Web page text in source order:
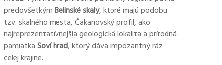
predovšetkýmBelinské skaly, ktoré majú podobu
tzv. skalného mesta, Čakanovský profil, ako
najreprezentatívnejšia geologická lokalita a prírodná
pamiatkaSoví hrad, ktorý dáva impozantný ráz
celej krajine.